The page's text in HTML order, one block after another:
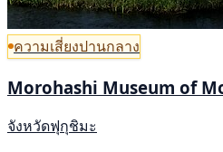
ความเสี่ยงปานกลาง
Morohashi Museum of
จังหวัดฟุกุชิมะ